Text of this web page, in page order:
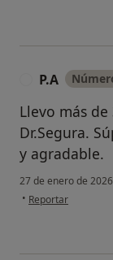
P.A
Llevo más
Dr.Segura.
y agradable.
27 de enero de 2026
• en opinión del
Reportar